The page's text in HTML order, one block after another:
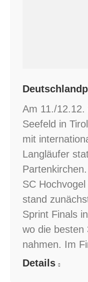
Am 11./
Seefeld in
mit
Langläufer
SC
stand
Sprint Finals
wo die besten
nahmen. Im
Details